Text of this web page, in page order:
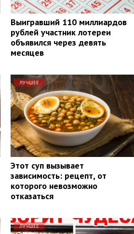
Выигравший 110 миллиардов
рублей участник лотереи
объявился через девять
месяцев
ЛУЧШЕЕ
Этот суп вызывает
зависимость: рецепт, от
которого невозможно
отказаться
ЛУЧШЕЕ